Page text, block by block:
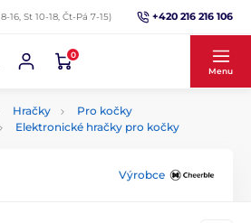
16, St 10-18, Čt-Pá 7-15) +420 216 216 106
0
Menu
Hračky
Pro kočky
Elektronické hračky pro kočky
Výrobce